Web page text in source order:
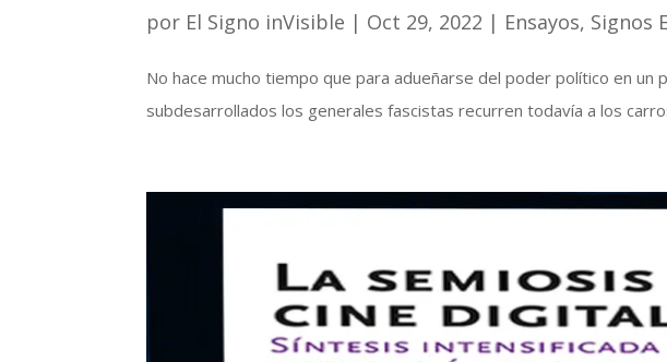
por El Signo inVisible | Oct 29, 2022 | Ensayos, Signos
No hace mucho tiempo que para adueñarse del poder político en
subdesarrollados los generales fascistas recurren todavía a los